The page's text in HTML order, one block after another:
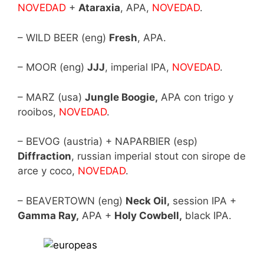
NOVEDAD + Ataraxia, APA, NOVEDAD.
– WILD BEER (eng) Fresh, APA.
– MOOR (eng) JJJ, imperial IPA, NOVEDAD.
– MARZ (usa) Jungle Boogie, APA con trigo y
rooibos, NOVEDAD.
– BEVOG (austria) + NAPARBIER (esp)
Diffraction, russian imperial stout con sirope de
arce y coco, NOVEDAD.
– BEAVERTOWN (eng) Neck Oil, session IPA +
Gamma Ray, APA + Holy Cowbell, black IPA.